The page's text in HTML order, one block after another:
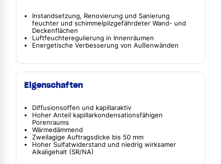
Instandsetzung, Renovierung und Sanierung
feuchter und schimmelpilzgefährdeter Wand- und
Deckenflächen
Luftfeuchteregulierung in Innenräumen
Energetische Verbesserung von Außenwänden
Eigenschaften
Diffusionsoffen und kapillaraktiv
Hoher Anteil kapillarkondensationsfähigen
Porenraums
Wärmedämmend
Zweilagige Auftragsdicke bis 50 mm
Hoher Sulfatwiderstand und niedrig wirksamer
Alkaligehalt (SR/NA)